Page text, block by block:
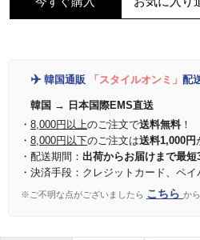
✈️ 韓国通販 「スタイルオンミ」 配
韓国 → 日本国際EMS直送
・ 8,000円以上のご注文で送料無料！
・ 8,000円以下のご注文は送料1,000円
・配送期間： 出荷からお届けまで最短
・決済手段：クレジットカード、ペ
※ご不明な点がございましたら こちら か